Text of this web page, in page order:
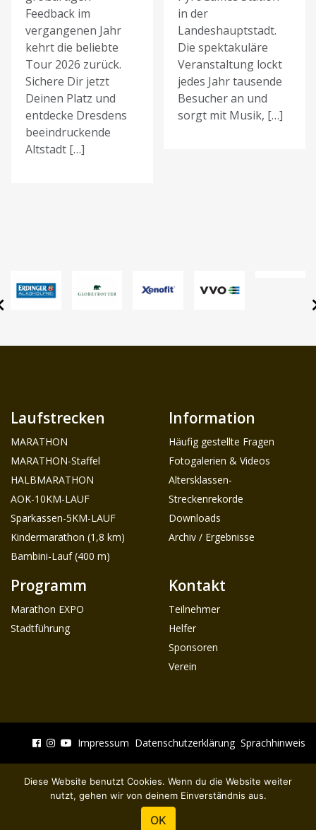
Feedback im
vergangenen Jahr
kehrt die beliebte
Tour 2026 zurück.
Sichere Dir jetzt
Deinen Platz und
entdecke Dresdens
beeindruckende
Altstadt […]
in der
Landeshauptstadt.
Die spektakuläre
Veranstaltung lockt
jedes Jahr tausende
Besucher an und
sorgt mit Musik, […]
Laufstrecken
MARATHON
MARATHON-Staffel
HALBMARATHON
AOK-10KM-LAUF
Sparkassen-5KM-LAUF
Kindermarathon (1,8 km)
Bambini-Lauf (400 m)
Information
Häufig gestellte Fragen
Fotogalerien & Videos
Altersklassen-
Streckenrekorde
Downloads
Archiv / Ergebnisse
Programm
Marathon EXPO
Stadtführung
Kontakt
Teilnehmer
Helfer
Sponsoren
Verein
Impressum Datenschutzerklärung Sprachhinweis
Diese Website benutzt Cookies. Wenn du die Website weiter
nutzt, gehen wir von deinem Einverständnis aus.
OK